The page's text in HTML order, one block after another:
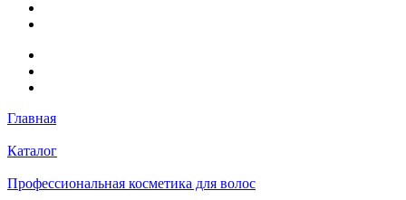
Главная
Каталог
Профессиональная косметика для волос